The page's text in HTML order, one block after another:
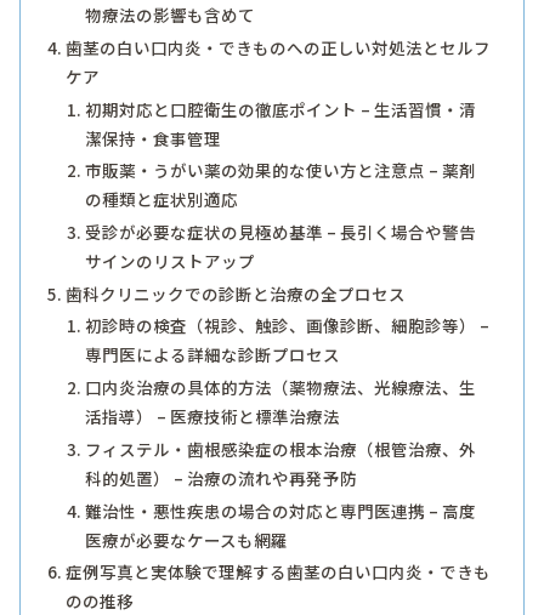
物療法の影響も含めて
歯茎の白い口内炎・できものへの正しい対処法とセルフ
ケア
初期対応と口腔衛生の徹底ポイント – 生活習慣・清
潔保持・食事管理
市販薬・うがい薬の効果的な使い方と注意点 – 薬剤
の種類と症状別適応
受診が必要な症状の見極め基準 – 長引く場合や警告
サインのリストアップ
歯科クリニックでの診断と治療の全プロセス
初診時の検査（視診、触診、画像診断、細胞診等） –
専門医による詳細な診断プロセス
口内炎治療の具体的方法（薬物療法、光線療法、生
活指導） – 医療技術と標準治療法
フィステル・歯根感染症の根本治療（根管治療、外
科的処置） – 治療の流れや再発予防
難治性・悪性疾患の場合の対応と専門医連携 – 高度
医療が必要なケースも網羅
症例写真と実体験で理解する歯茎の白い口内炎・できも
のの推移